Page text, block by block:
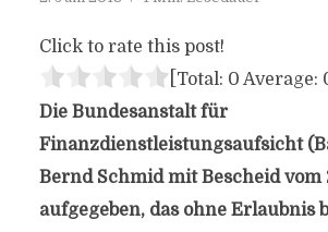
Click to rate this post!
[Total: 0 Average:
Die Bundesanstalt für
Finanzdienstleistungsaufsicht
Bernd Schmid mit Bescheid vom
aufgegeben, das ohne Erlaubnis